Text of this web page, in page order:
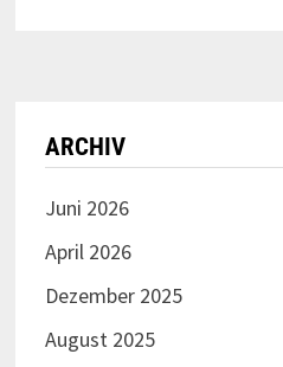
ARCHIV
Juni 2026
April 2026
Dezember 2025
August 2025